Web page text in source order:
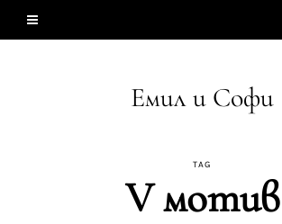
Емил и Софи
TAG
V мотив